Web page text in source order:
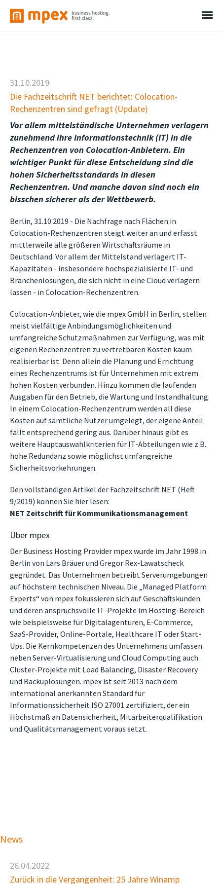
31.10.2019
Die Fachzeitschrift NET berichtet: Colocation-
Rechenzentren sind gefragt (Update)
Vor allem mittelständische Unternehmen verlagern
zunehmend ihre Informationstechnik (IT) in die
Rechenzentren von Colocation-Anbietern. Ein
wichtiger Punkt für diese Entscheidung sind die
hohen Sicherheitsstandards in diesen
Rechenzentren. Und manche davon sind noch ein
bisschen sicherer als der Wettbewerb.
Berlin, 31.10.2019 - Die Nachfrage nach Flächen in
Colocation-Rechenzentren steigt weiter an und erfasst
mittlerweile alle größeren Wirtschaftsräume in
Deutschland. Vor allem der Mittelstand verlagert IT-
Kapazitäten - insbesondere hochspezialisierte IT- und
Branchenlösungen, die sich nicht in eine Cloud verlagern
lassen - in Colocation-Rechenzentren.
Colocation-Anbieter, wie die mpex GmbH in Berlin, stellen
meist vielfältige Anbindungsmöglichkeiten und
umfangreiche Schutzmaßnahmen zur Verfügung, was mit
eigenen Rechenzentren zu vertretbaren Kosten kaum
realisierbar ist. Denn allein die Planung und Errichtung
eines Rechenzentrums ist für Unternehmen mit extrem
hohen Kosten verbunden. Hinzu kommen die laufenden
Ausgaben für den Betrieb, die Wartung und Instandhaltung.
In einem Colocation-Rechenzentrum werden all diese
Kosten auf sämtliche Nutzer umgelegt, der eigene Anteil
fällt entsprechend gering aus. Darüber hinaus gibt es
weitere Hauptauswahlkriterien für IT-Abteilungen wie z.B.
hohe Redundanz sowie möglichst umfangreiche
Sicherheitsvorkehrungen.
Den vollständigen Artikel der Fachzeitschrift NET (Heft
9/2019) können Sie hier lesen:
NET Zeitschrift für Kommunikationsmanagement
Über mpex
Der Business Hosting Provider mpex wurde im Jahr 1998 in
Berlin von Lars Bräuer und Gregor Rex-Lawatscheck
gegründet. Das Unternehmen betreibt Serverumgebungen
auf höchstem technischen Niveau. Die „Managed Platform
Experts“ von mpex fokussieren sich auf Geschäftskunden
und deren anspruchsvolle IT-Projekte im Hosting-Bereich
wie beispielsweise für Digitalagenturen, E-Commerce,
SaaS-Provider, Online-Portale, Healthcare IT oder Start-
Ups. Die Kernkompetenzen des Unternehmens umfassen
neben Server-Virtualisierung und Cloud Computing auch
Cluster-Projekte mit Load Balancing, Disaster Recovery
und Backuplösungen. mpex ist seit 2013 nach dem
international anerkannten Standard für
Informationssicherheit ISO 27001 zertifiziert, der ein
Höchstmaß an Datensicherheit, Mitarbeiterqualifikation
und Qualitätsmanagement voraus setzt.
News
26.04.2022
Zurück in die Vergangenheit: 25 Jahre Winamp